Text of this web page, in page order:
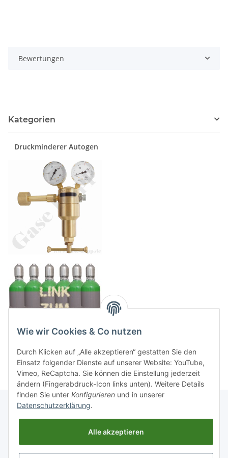
Bewertungen
Kategorien
Druckminderer Autogen
Gesetzliche Informationen
Wie wir Cookies & Co nutzen
Durch Klicken auf „Alle akzeptieren“ gestatten Sie den
Einsatz folgender Dienste auf unserer Website: YouTube,
Vimeo, ReCaptcha. Sie können die Einstellung jederzeit
ändern (Fingerabdruck-Icon links unten). Weitere Details
finden Sie unter Konfigurieren und in unserer
Datenschutzerklärung.
Alle akzeptieren